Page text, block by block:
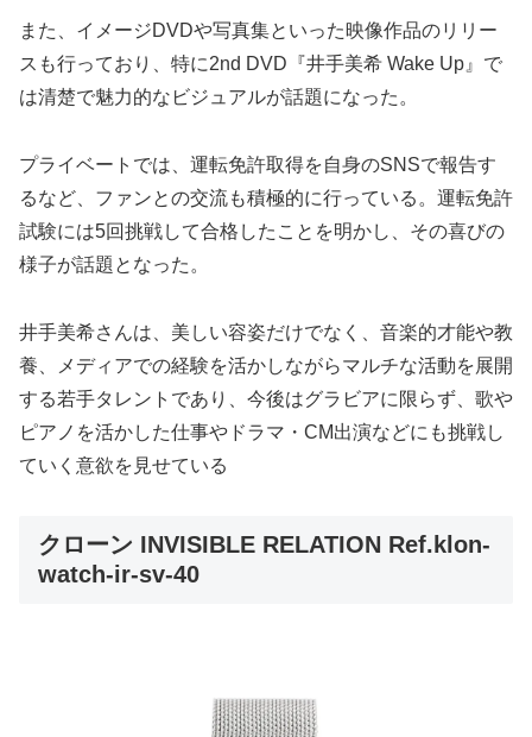
また、イメージDVDや写真集といった映像作品のリリー
スも行っており、特に2nd DVD『井手美希 Wake Up』で
は清楚で魅力的なビジュアルが話題になった。
プライベートでは、運転免許取得を自身のSNSで報告す
るなど、ファンとの交流も積極的に行っている。運転免許
試験には5回挑戦して合格したことを明かし、その喜びの
様子が話題となった。
井手美希さんは、美しい容姿だけでなく、音楽的才能や教
養、メディアでの経験を活かしながらマルチな活動を展開
する若手タレントであり、今後はグラビアに限らず、歌や
ピアノを活かした仕事やドラマ・CM出演などにも挑戦し
ていく意欲を見せている
クローン INVISIBLE RELATION Ref.klon-
watch-ir-sv-40